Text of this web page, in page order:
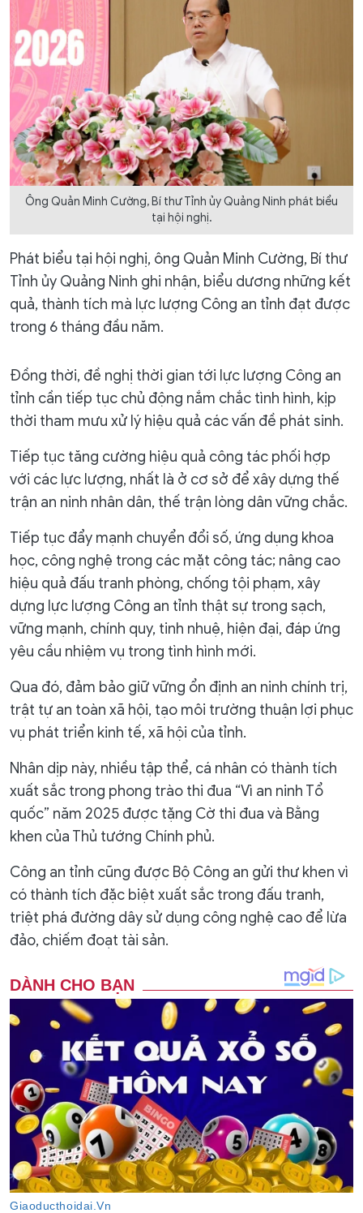
Ông Quản Minh Cường, Bí thư Tỉnh ủy Quảng Ninh phát biểu
tại hội nghị.
Phát biểu tại hội nghị, ông Quản Minh Cường, Bí thư
Tỉnh ủy Quảng Ninh ghi nhận, biểu dương những kết
quả, thành tích mà lực lượng Công an tỉnh đạt được
trong 6 tháng đầu năm.
Đồng thời, đề nghị thời gian tới lực lượng Công an
tỉnh cần tiếp tục chủ động nắm chắc tình hình, kịp
thời tham mưu xử lý hiệu quả các vấn đề phát sinh.
Tiếp tục tăng cường hiệu quả công tác phối hợp
với các lực lượng, nhất là ở cơ sở để xây dựng thế
trận an ninh nhân dân, thế trận lòng dân vững chắc.
Tiếp tục đẩy mạnh chuyển đổi số, ứng dụng khoa
học, công nghệ trong các mặt công tác; nâng cao
hiệu quả đấu tranh phòng, chống tội phạm, xây
dựng lực lượng Công an tỉnh thật sự trong sạch,
vững mạnh, chính quy, tinh nhuệ, hiện đại, đáp ứng
yêu cầu nhiệm vụ trong tình hình mới.
Qua đó, đảm bảo giữ vững ổn định an ninh chính trị,
trật tự an toàn xã hội, tạo môi trường thuận lợi phục
vụ phát triển kinh tế, xã hội của tỉnh.
Nhân dịp này, nhiều tập thể, cá nhân có thành tích
xuất sắc trong phong trào thi đua “Vì an ninh Tổ
quốc” năm 2025 được tặng Cờ thi đua và Bằng
khen của Thủ tướng Chính phủ.
Công an tỉnh cũng được Bộ Công an gửi thư khen vì
có thành tích đặc biệt xuất sắc trong đấu tranh,
triệt phá đường dây sử dụng công nghệ cao để lừa
đảo, chiếm đoạt tài sản.